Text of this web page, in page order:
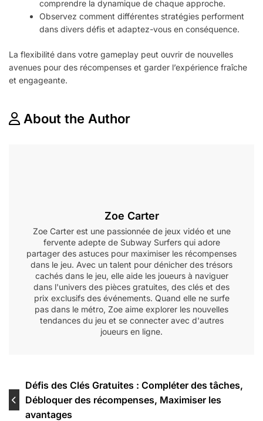
comprendre la dynamique de chaque approche.
Observez comment différentes stratégies performent
dans divers défis et adaptez-vous en conséquence.
La flexibilité dans votre gameplay peut ouvrir de nouvelles
avenues pour des récompenses et garder l’expérience fraîche
et engageante.
About the Author
Zoe Carter
Zoe Carter est une passionnée de jeux vidéo et une
fervente adepte de Subway Surfers qui adore
partager des astuces pour maximiser les récompenses
dans le jeu. Avec un talent pour dénicher des trésors
cachés dans le jeu, elle aide les joueurs à naviguer
dans l'univers des pièces gratuites, des clés et des
prix exclusifs des événements. Quand elle ne surfe
pas dans le métro, Zoe aime explorer les nouvelles
tendances du jeu et se connecter avec d'autres
joueurs en ligne.
Post
navigation
Défis des Clés Gratuites : Compléter des tâches,
Débloquer des récompenses, Maximiser les
avantages